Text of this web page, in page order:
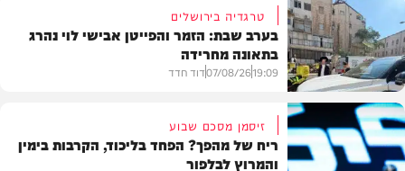
בארץ
טרגדיה בירושלים
בערב שבת: הזמר והפייטן אבישי לוי נהרג
בתאונה מחרידה
19:09
07/08/26דוד חדד
זיסמן מסכם שבוע
ריח של מהפך? הפחד בליכוד, הקרבות בימין
והמרוץ לבלפור